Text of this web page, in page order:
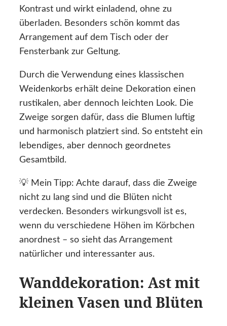
Kontrast und wirkt einladend, ohne zu
überladen. Besonders schön kommt das
Arrangement auf dem Tisch oder der
Fensterbank zur Geltung.
Durch die Verwendung eines klassischen
Weidenkorbs erhält deine Dekoration einen
rustikalen, aber dennoch leichten Look. Die
Zweige sorgen dafür, dass die Blumen luftig
und harmonisch platziert sind. So entsteht ein
lebendiges, aber dennoch geordnetes
Gesamtbild.
💡 Mein Tipp: Achte darauf, dass die Zweige
nicht zu lang sind und die Blüten nicht
verdecken. Besonders wirkungsvoll ist es,
wenn du verschiedene Höhen im Körbchen
anordnest – so sieht das Arrangement
natürlicher und interessanter aus.
Wanddekoration: Ast mit
kleinen Vasen und Blüten